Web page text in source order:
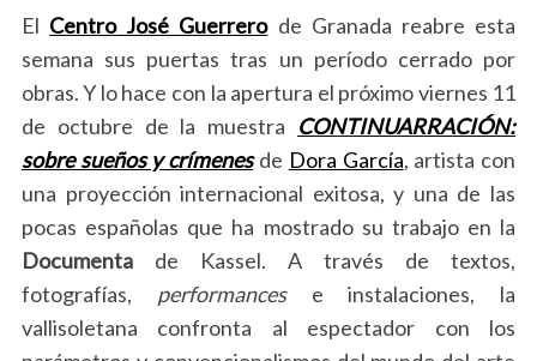
El Centro José Guerrerode Granada reabre esta
semana sus puertas tras un período cerrado por
obras. Y lo hace con la apertura el próximo viernes 11
de octubre de la muestra CONTINUARRACIÓN:
sobre sueños y crímenesde Dora García, artista con
una proyección internacional exitosa, y una de las
pocas españolas que ha mostrado su trabajo en la
Documentade Kassel. A través de textos,
fotografías, performancese instalaciones, la
vallisoletana confronta al espectador con los